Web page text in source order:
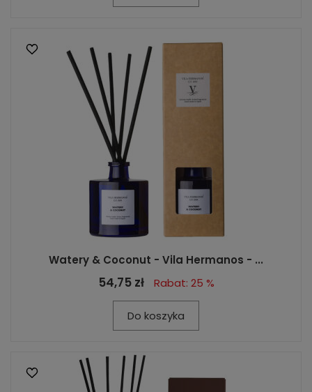
Watery & Coconut - Vila Hermanos - ...
54,75 zł Rabat: 25 %
Do koszyka